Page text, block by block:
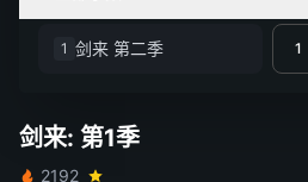
1 剑来 第二季 1
剑来: 第1季
2192